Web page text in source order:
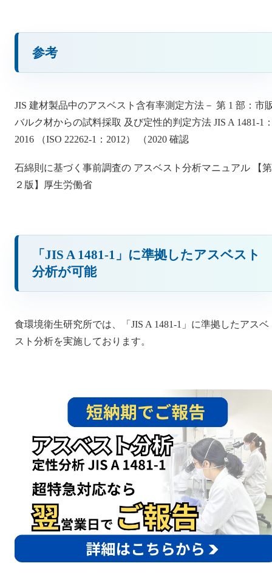
参考
JIS 建材製品中のアスベスト含有率測定方法－ 第 1 部：市
バルク材からの試料採取 及び定性的判定方法 JIS A 1481-1
2016 （ISO 22262-1：2012） （2020 確認
石綿則に基づく事前調査の アスベスト分析マニュアル 【第
２版】厚生労働省
「JIS A 1481-1」に準拠したアスベスト
分析が可能
食環境衛生研究所では、「JIS A 1481-1」に準拠したアスベ
スト分析を実施しております。